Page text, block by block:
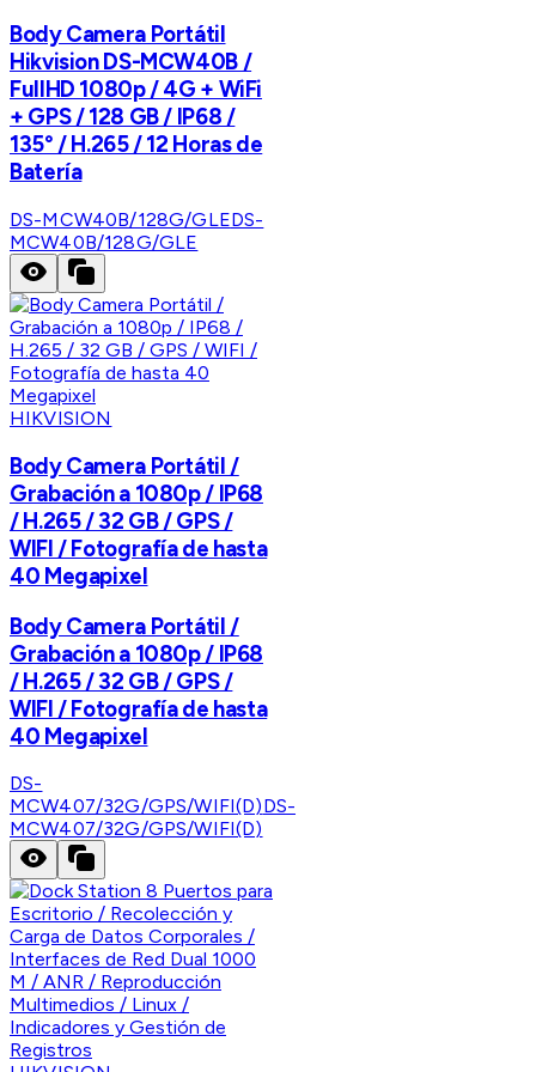
Body Camera Portátil
Hikvision DS-MCW40B /
FullHD 1080p / 4G + WiFi
+ GPS / 128 GB / IP68 /
135° / H.265 / 12 Horas de
Batería
DS-MCW40B/128G/GLEDS-
MCW40B/128G/GLE
HIKVISION
Body Camera Portátil /
Grabación a 1080p / IP68
/ H.265 / 32 GB / GPS /
WIFI / Fotografía de hasta
40 Megapixel
Body Camera Portátil /
Grabación a 1080p / IP68
/ H.265 / 32 GB / GPS /
WIFI / Fotografía de hasta
40 Megapixel
DS-
MCW407/32G/GPS/WIFI(D)DS-
MCW407/32G/GPS/WIFI(D)